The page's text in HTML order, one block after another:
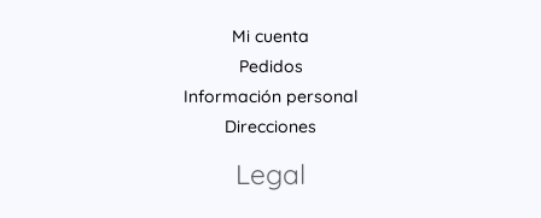
Mi cuenta
Pedidos
Información personal
Direcciones
Legal